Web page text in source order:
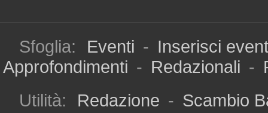
Sfoglia: Eventi - Inserisci
Approfondimenti - Redazionali -
Utilità:
Redazione - Scambio